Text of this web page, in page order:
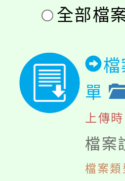
全部檔
單
上傳
檔案
檔案